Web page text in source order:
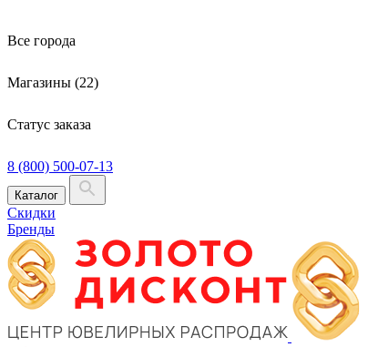
Все города
Магазины (22)
Статус заказа
8 (800) 500-07-13
Каталог
Скидки
Бренды